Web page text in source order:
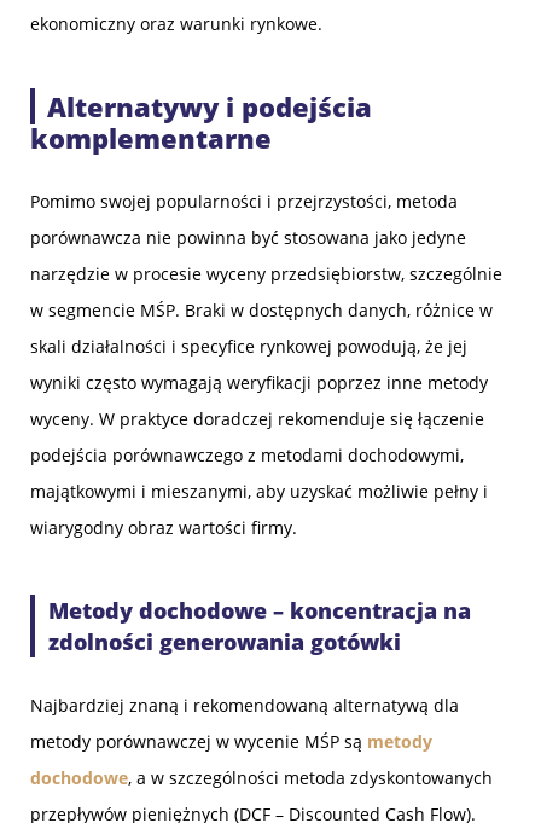
ekonomiczny oraz warunki rynkowe.
Alternatywy i podejścia
komplementarne
Pomimo swojej popularności i przejrzystości, metoda
porównawcza nie powinna być stosowana jako jedyne
narzędzie w procesie wyceny przedsiębiorstw, szczególnie
w segmencie MŚP. Braki w dostępnych danych, różnice w
skali działalności i specyfice rynkowej powodują, że jej
wyniki często wymagają weryfikacji poprzez inne metody
wyceny. W praktyce doradczej rekomenduje się łączenie
podejścia porównawczego z metodami dochodowymi,
majątkowymi i mieszanymi, aby uzyskać możliwie pełny i
wiarygodny obraz wartości firmy.
Metody dochodowe – koncentracja na
zdolności generowania gotówki
Najbardziej znaną i rekomendowaną alternatywą dla
metody porównawczej w wycenie MŚP są metody
dochodowe, a w szczególności metoda zdyskontowanych
przepływów pieniężnych (DCF – Discounted Cash Flow).